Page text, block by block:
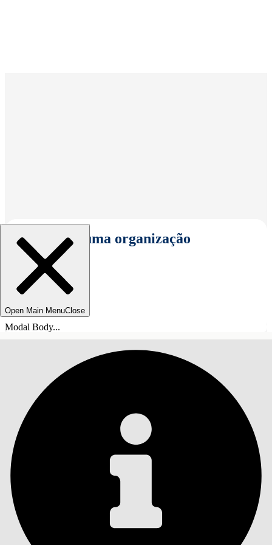
Selecionar uma organização
Open Main MenuClose
Modal Body...
ÍNDICE